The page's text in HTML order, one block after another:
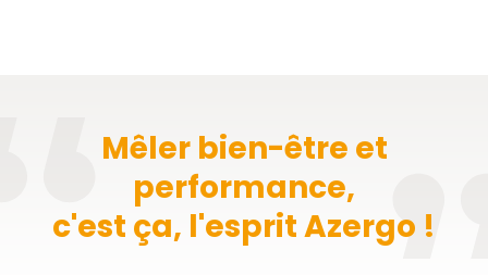
Mêler bien-être et
performance,
c'est ça, l'esprit Azergo !